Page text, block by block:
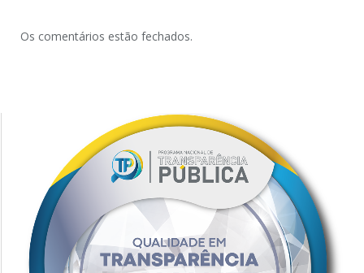
Os comentários estão fechados.